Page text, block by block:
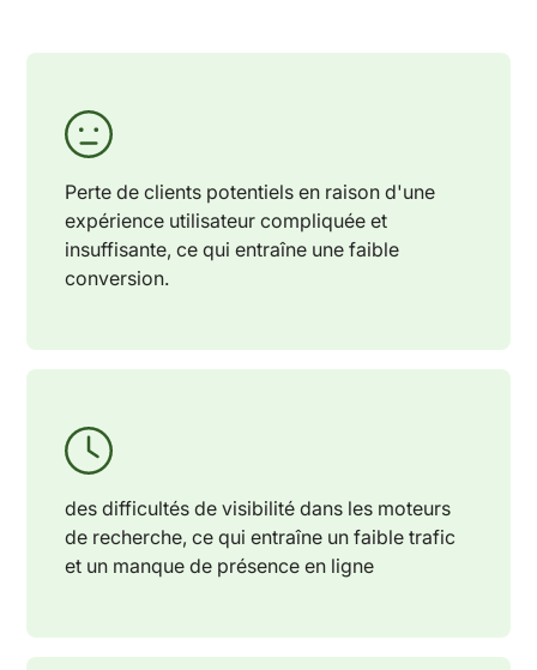
Perte de clients potentiels en raison d'une
expérience utilisateur compliquée et
insuffisante, ce qui entraîne une faible
conversion.
des difficultés de visibilité dans les moteurs
de recherche, ce qui entraîne un faible trafic
et un manque de présence en ligne